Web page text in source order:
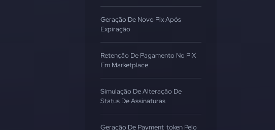
Geração De Novo Pix Após
Expiração
Retenção De Pagamento No PIX
Em Marketplace
Simulação De Alteração De
Status De Assinaturas
Geração De Payment_token Pelo